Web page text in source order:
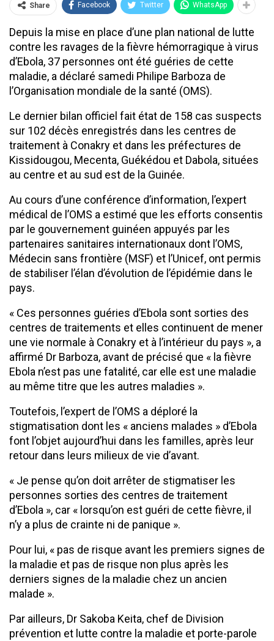
Share Facebook Twitter WhatsApp
Depuis la mise en place d’une plan national de lutte
contre les ravages de la fièvre hémorragique à virus
d’Ebola, 37 personnes ont été guéries de cette
maladie, a déclaré samedi Philipe Barboza de
l’Organisation mondiale de la santé (OMS).
Le dernier bilan officiel fait état de 158 cas suspects
sur 102 décès enregistrés dans les centres de
traitement à Conakry et dans les préfectures de
Kissidougou, Mecenta, Guékédou et Dabola, situées
au centre et au sud est de la Guinée.
Au cours d’une conférence d’information, l’expert
médical de l’OMS a estimé que les efforts consentis
par le gouvernement guinéen appuyés par les
partenaires sanitaires internationaux dont l’OMS,
Médecin sans frontière (MSF) et l’Unicef, ont permis
de stabiliser l’élan d’évolution de l’épidémie dans le
pays.
« Ces personnes guéries d’Ebola sont sorties des
centres de traitements et elles continuent de mener
une vie normale à Conakry et à l’intérieur du pays », a
affirmé Dr Barboza, avant de précisé que « la fièvre
Ebola n’est pas une fatalité, car elle est une maladie
au même titre que les autres maladies ».
Toutefois, l’expert de l’OMS a déploré la
stigmatisation dont les « anciens malades » d’Ebola
font l’objet aujourd’hui dans les familles, après leur
retour dans leurs milieux de vie d’avant.
« Je pense qu’on doit arrêter de stigmatiser les
personnes sorties des centres de traitement
d’Ebola », car « lorsqu’on est guéri de cette fièvre, il
n’y a plus de crainte ni de panique ».
Pour lui, « pas de risque avant les premiers signes de
la maladie et pas de risque non plus après les
derniers signes de la maladie chez un ancien
malade ».
Par ailleurs, Dr Sakoba Keita, chef de Division
prévention et lutte contre la maladie et porte-parole